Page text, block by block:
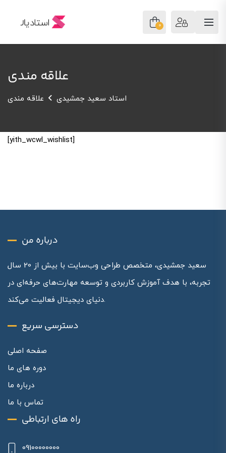
0
علاقه مندی
استاد سعید جمشیدی علاقه مندی
[yith_wcwl_wishlist]
درباره من
سعید جمشیدی، متخصص طراحی وب‌سایت با بیش از 20 سال
تجربه، با هدف آموزش کاربردی و توسعه مهارت‌های حرفه‌ای در
دنیای دیجیتال فعالیت می‌کند.
دسترسی سریع
صفحه اصلی
دوره های ما
درباره ما
تماس با ما
راه های ارتباطی
09100000000